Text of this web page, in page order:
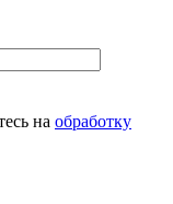
на обработку